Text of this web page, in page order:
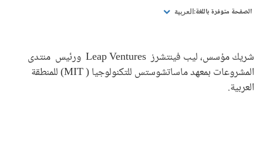
الصفحة متوفرة باللغة: العربية
شريك مؤسس، ليب فينتشرز Leap Ventures ورئيس منتدى
المشروعات بمعهد ماساتشوستس للتكنولوجيا ( MIT) للمنطقة
العربية.